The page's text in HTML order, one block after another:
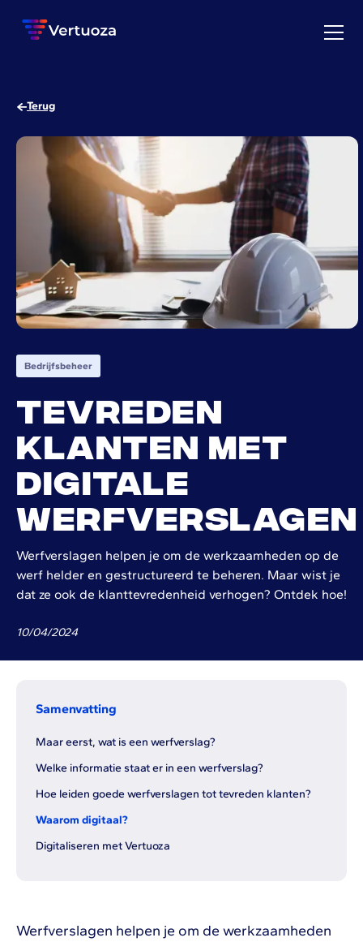
Terug
Bedrijfsbeheer
Tevreden
klanten met
digitale
werfverslagen
Werfverslagen helpen je om de werkzaamheden op de
werf helder en gestructureerd te beheren. Maar wist je
dat ze ook de klanttevredenheid verhogen? Ontdek hoe!
10/04/2024
Samenvatting
Maar eerst, wat is een werfverslag?
Welke informatie staat er in een werfverslag?
Hoe leiden goede werfverslagen tot tevreden klanten?
Waarom digitaal?
Digitaliseren met Vertuoza
Werfverslagen helpen je om de werkzaamheden